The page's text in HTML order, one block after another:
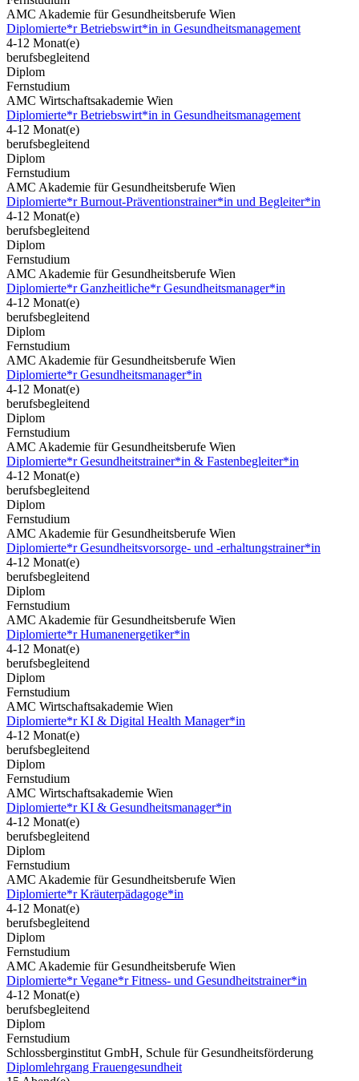
AMC Akademie für Gesundheitsberufe Wien
Diplomierte*r Betriebswirt*in in Gesundheitsmanagement
4-12 Monat(e)
berufsbegleitend
Diplom
Fernstudium
AMC Wirtschaftsakademie Wien
Diplomierte*r Betriebswirt*in in Gesundheitsmanagement
4-12 Monat(e)
berufsbegleitend
Diplom
Fernstudium
AMC Akademie für Gesundheitsberufe Wien
Diplomierte*r Burnout-Präventionstrainer*in und Begleiter*in
4-12 Monat(e)
berufsbegleitend
Diplom
Fernstudium
AMC Akademie für Gesundheitsberufe Wien
Diplomierte*r Ganzheitliche*r Gesundheitsmanager*in
4-12 Monat(e)
berufsbegleitend
Diplom
Fernstudium
AMC Akademie für Gesundheitsberufe Wien
Diplomierte*r Gesundheitsmanager*in
4-12 Monat(e)
berufsbegleitend
Diplom
Fernstudium
AMC Akademie für Gesundheitsberufe Wien
Diplomierte*r Gesundheitstrainer*in & Fastenbegleiter*in
4-12 Monat(e)
berufsbegleitend
Diplom
Fernstudium
AMC Akademie für Gesundheitsberufe Wien
Diplomierte*r Gesundheitsvorsorge- und -erhaltungstrainer*in
4-12 Monat(e)
berufsbegleitend
Diplom
Fernstudium
AMC Akademie für Gesundheitsberufe Wien
Diplomierte*r Humanenergetiker*in
4-12 Monat(e)
berufsbegleitend
Diplom
Fernstudium
AMC Wirtschaftsakademie Wien
Diplomierte*r KI & Digital Health Manager*in
4-12 Monat(e)
berufsbegleitend
Diplom
Fernstudium
AMC Wirtschaftsakademie Wien
Diplomierte*r KI & Gesundheitsmanager*in
4-12 Monat(e)
berufsbegleitend
Diplom
Fernstudium
AMC Akademie für Gesundheitsberufe Wien
Diplomierte*r Kräuterpädagoge*in
4-12 Monat(e)
berufsbegleitend
Diplom
Fernstudium
AMC Akademie für Gesundheitsberufe Wien
Diplomierte*r Vegane*r Fitness- und Gesundheitstrainer*in
4-12 Monat(e)
berufsbegleitend
Diplom
Fernstudium
Schlossberginstitut GmbH, Schule für Gesundheitsförderung
Diplomlehrgang Frauengesundheit